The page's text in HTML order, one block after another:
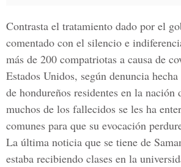
Contrasta el tratamiento dado por el
comentado con el silencio e
más de 200 compatriotas a causa de
Estados Unidos, según denuncia
de hondureños residentes en la
muchos de los fallecidos se les ha
comunes para que su evocación
La última noticia que se tiene de
estaba recibiendo clases en la